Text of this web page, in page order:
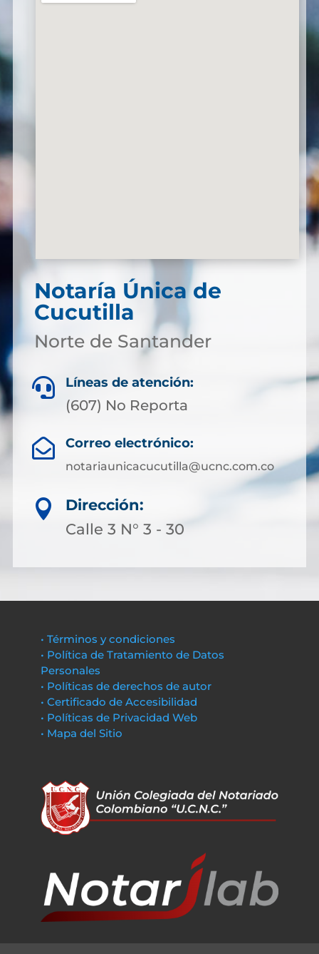
Notaría Única de
Cucutilla
Norte de Santander
 Líneas de atención:
(607) No Reporta
 Correo electrónico:
notariaunicacucutilla@ucnc.com.co

Dirección:
Calle 3 N° 3 - 30
• Términos y condiciones
• Política de Tratamiento de Datos
Personales
• Políticas de derechos de autor
• Certificado de Accesibilidad
• Políticas de Privacidad Web
• Mapa del Sitio